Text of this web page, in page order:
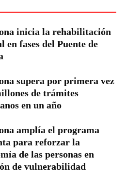
inicia la rehabilitación
en fases del Puente de
supera por primera vez
de trámites
en un año
amplía el programa
para reforzar la
de las personas en
de vulnerabilidad